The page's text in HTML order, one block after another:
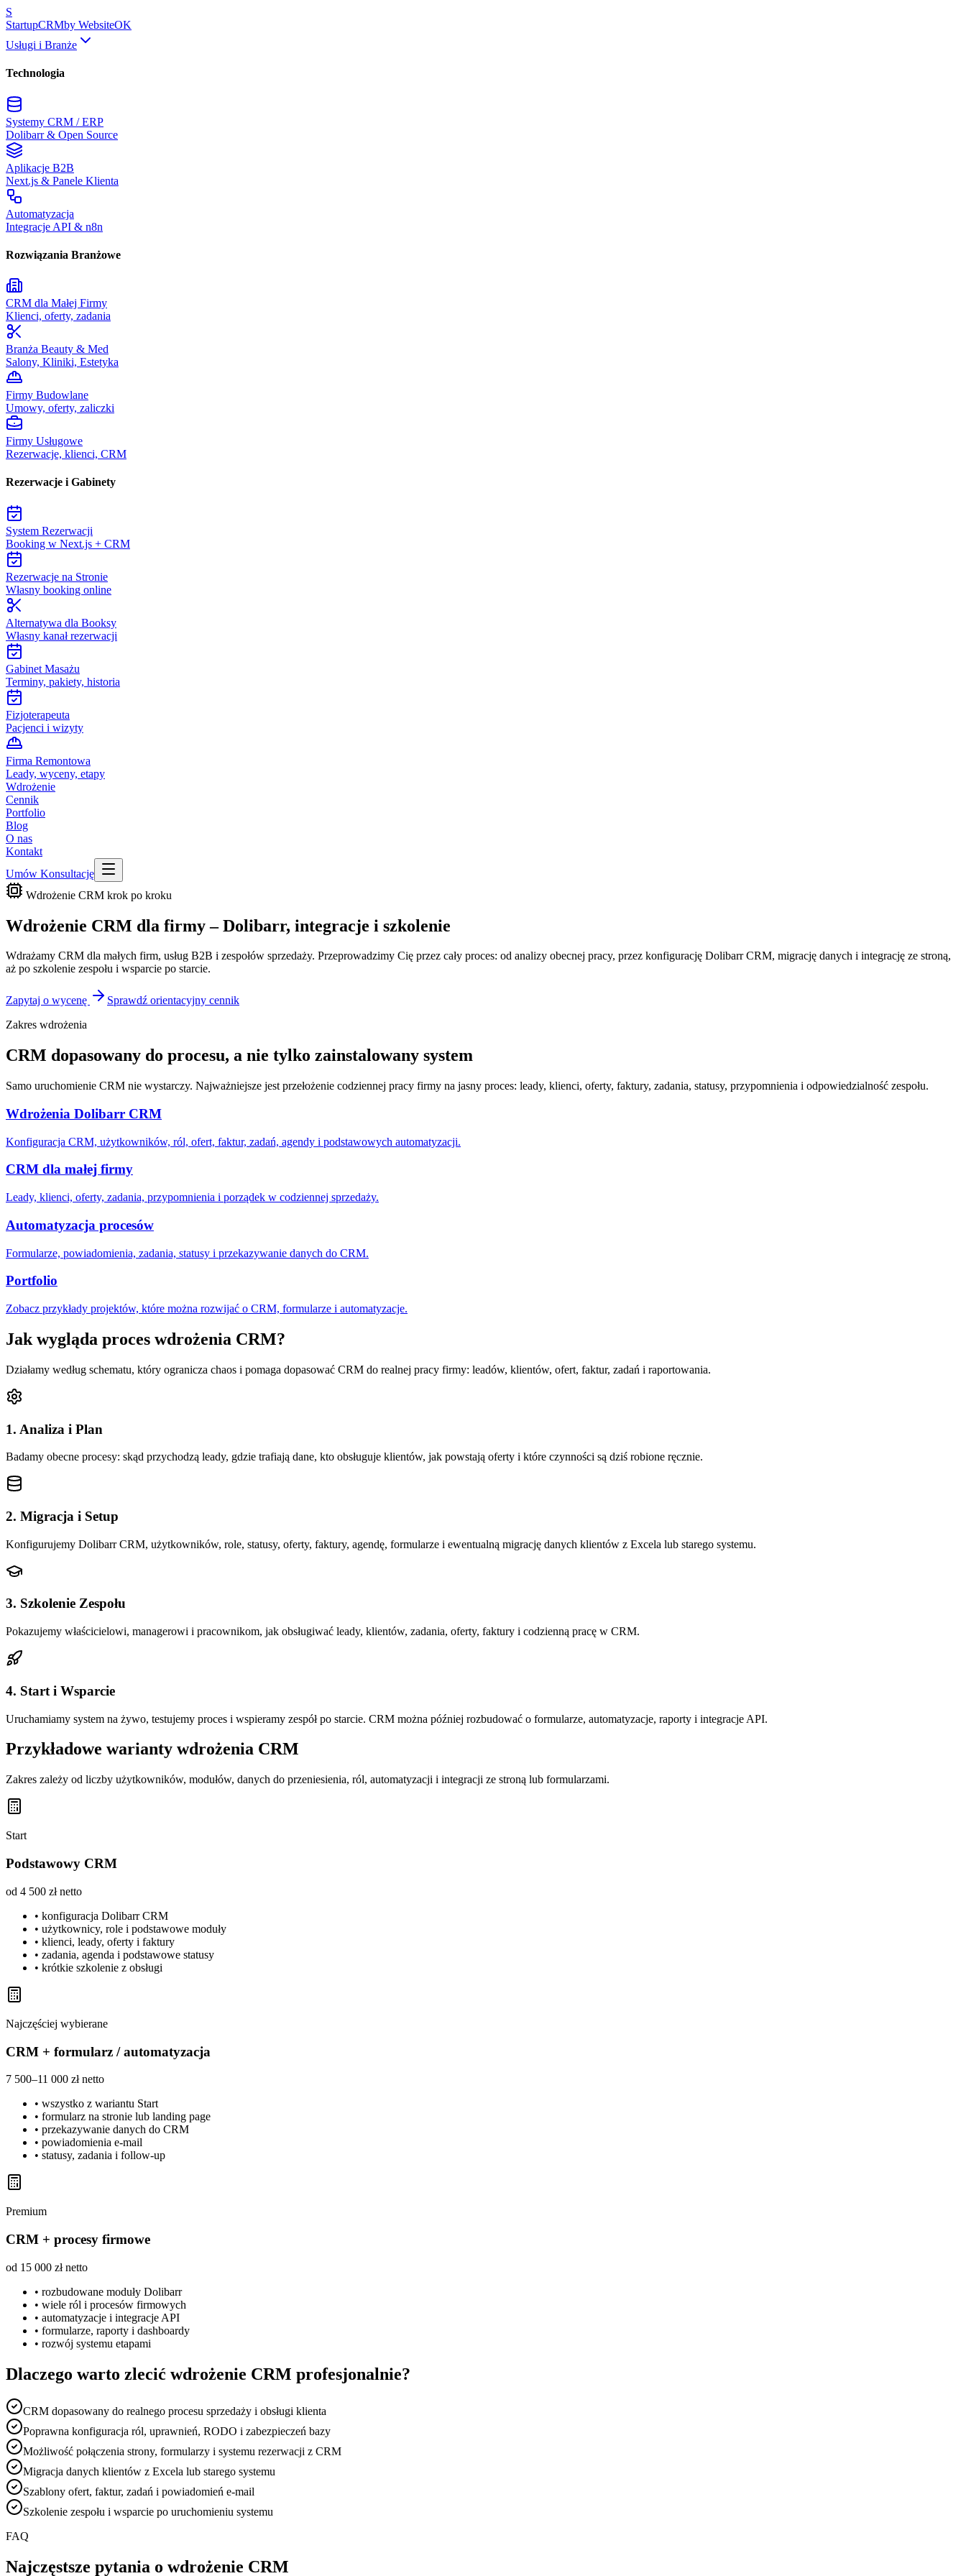
S
StartupCRMby WebsiteOK
Usługi i Branże
Technologia
Systemy CRM / ERP
Dolibarr & Open Source
Aplikacje B2B
Next.js & Panele Klienta
Automatyzacja
Integracje API & n8n
Rozwiązania Branżowe
CRM dla Małej Firmy
Klienci, oferty, zadania
Branża Beauty & Med
Salony, Kliniki, Estetyka
Firmy Budowlane
Umowy, oferty, zaliczki
Firmy Usługowe
Rezerwacje, klienci, CRM
Rezerwacje i Gabinety
System Rezerwacji
Booking w Next.js + CRM
Rezerwacje na Stronie
Własny booking online
Alternatywa dla Booksy
Własny kanał rezerwacji
Gabinet Masażu
Terminy, pakiety, historia
Fizjoterapeuta
Pacjenci i wizyty
Firma Remontowa
Leady, wyceny, etapy
Wdrożenie
Cennik
Portfolio
Blog
O nas
Kontakt
Umów Konsultację
Wdrożenie CRM krok po kroku
Wdrożenie CRM dla firmy –Dolibarr, integracje i szkolenie
Wdrażamy CRM dla małych firm, usług B2B i zespołów sprzedaży. Przeprowadzimy Cię przez cały proces: od analizy obecnej pracy, przez konfigurację Dolibarr CRM, migrację danych i integrację ze stroną,
aż po szkolenie zespołu i wsparcie po starcie.
Zapytaj o wycenę
Sprawdź orientacyjny cennik
Zakres wdrożenia
CRM dopasowany do procesu, a nie tylko zainstalowany system
Samo uruchomienie CRM nie wystarczy. Najważniejsze jest przełożenie codziennej pracy firmy na jasny proces: leady, klienci, oferty, faktury, zadania, statusy, przypomnienia i odpowiedzialność zespołu.
Wdrożenia Dolibarr CRM
Konfiguracja CRM, użytkowników, ról, ofert, faktur, zadań, agendy i podstawowych automatyzacji.
CRM dla małej firmy
Leady, klienci, oferty, zadania, przypomnienia i porządek w codziennej sprzedaży.
Automatyzacja procesów
Formularze, powiadomienia, zadania, statusy i przekazywanie danych do CRM.
Portfolio
Zobacz przykłady projektów, które można rozwijać o CRM, formularze i automatyzacje.
Jak wygląda proces wdrożenia CRM?
Działamy według schematu, który ogranicza chaos i pomaga dopasować CRM do realnej pracy firmy: leadów, klientów, ofert, faktur, zadań i raportowania.
1. Analiza i Plan
Badamy obecne procesy: skąd przychodzą leady, gdzie trafiają dane, kto obsługuje klientów, jak powstają oferty i które czynności są dziś robione ręcznie.
2. Migracja i Setup
Konfigurujemy Dolibarr CRM, użytkowników, role, statusy, oferty, faktury, agendę, formularze i ewentualną migrację danych klientów z Excela lub starego systemu.
3. Szkolenie Zespołu
Pokazujemy właścicielowi, managerowi i pracownikom, jak obsługiwać leady, klientów, zadania, oferty, faktury i codzienną pracę w CRM.
4. Start i Wsparcie
Uruchamiamy system na żywo, testujemy proces i wspieramy zespół po starcie. CRM można później rozbudować o formularze, automatyzacje, raporty i integracje API.
Przykładowe warianty wdrożenia CRM
Zakres zależy od liczby użytkowników, modułów, danych do przeniesienia, ról, automatyzacji i integracji ze stroną lub formularzami.
Start
Podstawowy CRM
od 4 500 zł netto
• konfiguracja Dolibarr CRM
• użytkownicy, role i podstawowe moduły
• klienci, leady, oferty i faktury
• zadania, agenda i podstawowe statusy
• krótkie szkolenie z obsługi
Najczęściej wybierane
CRM + formularz / automatyzacja
7 500–11 000 zł netto
• wszystko z wariantu Start
• formularz na stronie lub landing page
• przekazywanie danych do CRM
• powiadomienia e-mail
• statusy, zadania i follow-up
Premium
CRM + procesy firmowe
od 15 000 zł netto
• rozbudowane moduły Dolibarr
• wiele ról i procesów firmowych
• automatyzacje i integracje API
• formularze, raporty i dashboardy
• rozwój systemu etapami
Dlaczego warto zlecić wdrożenie CRM profesjonalnie?
CRM dopasowany do realnego procesu sprzedaży i obsługi klienta
Poprawna konfiguracja ról, uprawnień, RODO i zabezpieczeń bazy
Możliwość połączenia strony, formularzy i systemu rezerwacji z CRM
Migracja danych klientów z Excela lub starego systemu
Szablony ofert, faktur, zadań i powiadomień e-mail
Szkolenie zespołu i wsparcie po uruchomieniu systemu
FAQ
Najczęstsze pytania o wdrożenie CRM